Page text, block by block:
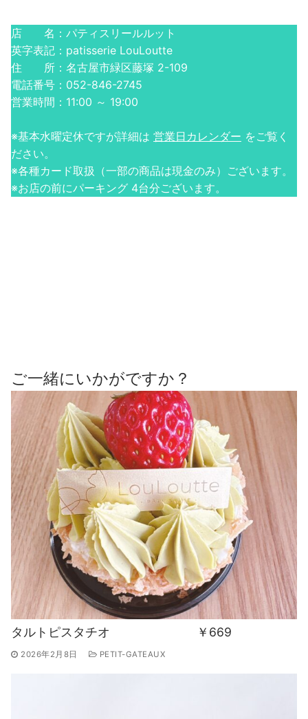
店 名：パティスリールルット
英字表記：patisserie LouLoutte
住 所：名古屋市緑区藤塚 2-109
電話番号：052-846-2745
営業時間：11:00 ～ 19:00
※基本水曜定休ですが詳細は 営業日カレンダー をご覧く
ださい。
※各種カード取扱（一部の商品は現金のみ）ございます。
※お店の前にパーキング 4台分ございます。
ご一緒にいかがですか？
タルトピスタチオ ￥669
2026年2月8日 PETIT-GATEAUX